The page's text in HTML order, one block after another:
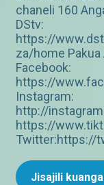
chaneli 160
DStv:
https://
za/home
Facebook:
https://
Instagram:
http://
https://
Twitter:https://
Jisajili